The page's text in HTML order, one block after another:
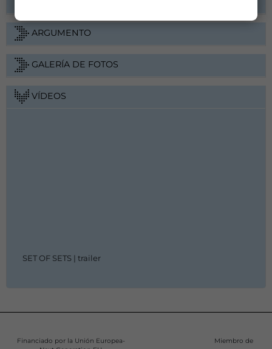
ARGUMENTO
GALERÍA DE FOTOS
VÍDEOS
SET OF SETS | trailer
Financiado por la Unión Europea-
Miembro de